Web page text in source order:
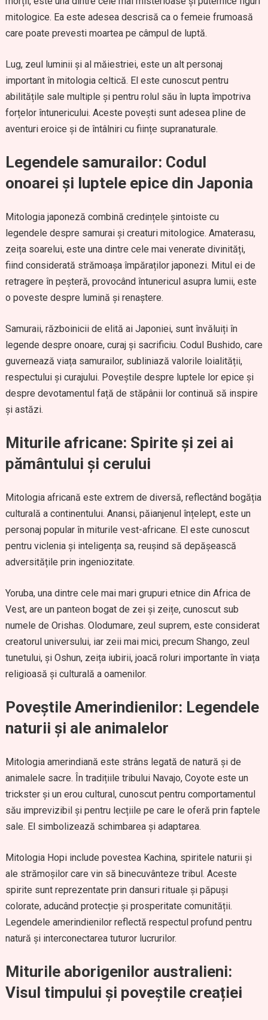
mitologice. Ea este adesea descrisă ca o femeie frumoasă
care poate prevesti moartea pe câmpul de luptă.
Lug, zeul luminii și al măiestriei, este un alt personaj
important în mitologia celtică. El este cunoscut pentru
abilitățile sale multiple și pentru rolul său în lupta împotriva
forțelor întunericului. Aceste povești sunt adesea pline de
aventuri eroice și de întâlniri cu ființe supranaturale.
Legendele samurailor: Codul
onoarei și luptele epice din Japonia
Mitologia japoneză combină credințele șintoiste cu
legendele despre samurai și creaturi mitologice. Amaterasu,
zeița soarelui, este una dintre cele mai venerate divinități,
fiind considerată strămoașa împăraților japonezi. Mitul ei de
retragere în peșteră, provocând întunericul asupra lumii, este
o poveste despre lumină și renaștere.
Samuraii, războinicii de elită ai Japoniei, sunt învăluiți în
legende despre onoare, curaj și sacrificiu. Codul Bushido, care
guvernează viața samurailor, subliniază valorile loialității,
respectului și curajului. Poveștile despre luptele lor epice și
despre devotamentul față de stăpânii lor continuă să inspire
și astăzi.
Miturile africane: Spirite și zei ai
pământului și cerului
Mitologia africană este extrem de diversă, reflectând bogăția
culturală a continentului. Anansi, păianjenul înțelept, este un
personaj popular în miturile vest-africane. El este cunoscut
pentru viclenia și inteligența sa, reușind să depășească
adversitățile prin ingeniozitate.
Yoruba, una dintre cele mai mari grupuri etnice din Africa de
Vest, are un panteon bogat de zei și zeițe, cunoscut sub
numele de Orishas. Olodumare, zeul suprem, este considerat
creatorul universului, iar zeii mai mici, precum Shango, zeul
tunetului, și Oshun, zeița iubirii, joacă roluri importante în viața
religioasă și culturală a oamenilor.
Poveștile Amerindienilor: Legendele
naturii și ale animalelor
Mitologia amerindiană este strâns legată de natură și de
animalele sacre. În tradițiile tribului Navajo, Coyote este un
trickster și un erou cultural, cunoscut pentru comportamentul
său imprevizibil și pentru lecțiile pe care le oferă prin faptele
sale. El simbolizează schimbarea și adaptarea.
Mitologia Hopi include povestea Kachina, spiritele naturii și
ale strămoșilor care vin să binecuvânteze tribul. Aceste
spirite sunt reprezentate prin dansuri rituale și păpuși
colorate, aducând protecție și prosperitate comunității.
Legendele amerindienilor reflectă respectul profund pentru
natură și interconectarea tuturor lucrurilor.
Miturile aborigenilor australieni:
Visul timpului și poveștile creației